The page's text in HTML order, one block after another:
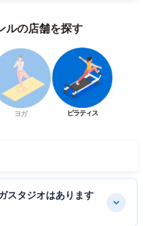
ルの店舗を探す
ヨガ ピラティス
スタジオはあります